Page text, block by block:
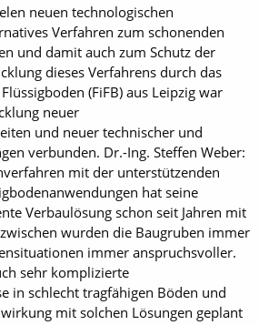
neuen technologischen
Verfahren zum schonenden
und damit auch zum Schutz der
dieses Verfahrens durch das
(FiFB) aus Leipzig war
neuer
und neuer technischer und
verbunden. Dr.-Ing. Steffen Weber:
mit der unterstützenden
hat seine
Verbaulösung schon seit Jahren mit
wurden die Baugruben immer
immer anspruchsvoller.
sehr komplizierte
in schlecht tragfähigen Böden und
mit solchen Lösungen geplant